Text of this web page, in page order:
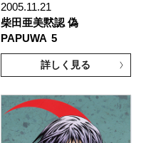
2005.11.21
柴田亜美黙認 偽
PAPUWA 5
詳しく見る